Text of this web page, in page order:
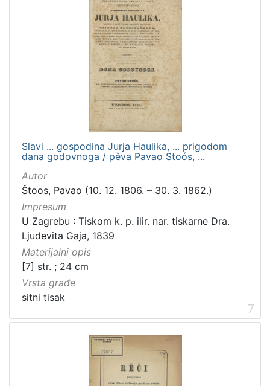
Slavi ... gospodina Jurja Haulika, ... prigodom
dana godovnoga / pěva Pavao Stoós, ...
Autor
Štoos, Pavao (10. 12. 1806. – 30. 3. 1862.)
Impresum
U Zagrebu : Tiskom k. p. ilir. nar. tiskarne Dra.
Ljudevita Gaja, 1839
Materijalni opis
[7] str. ; 24 cm
Vrsta građe
sitni tisak
7